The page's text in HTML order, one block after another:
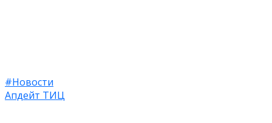
#Новости
Апдейт ТИЦ